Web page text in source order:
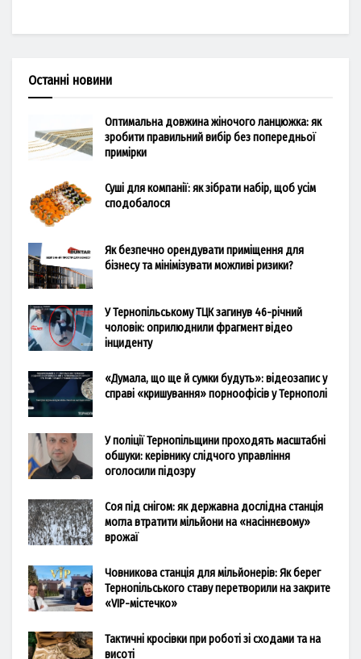
Останні новини
Оптимальна довжина жіночого ланцюжка: як
зробити правильний вибір без попередньої
примірки
Суші для компанії: як зібрати набір, щоб усім
сподобалося
Як безпечно орендувати приміщення для
бізнесу та мінімізувати можливі ризики?
У Тернопільському ТЦК загинув 46-річний
чоловік: оприлюднили фрагмент відео
інциденту
«Думала, що ще й сумки будуть»: відеозапис у
справі «кришування» порноофісів у Тернополі
У поліції Тернопільщини проходять масштабні
обшуки: керівнику слідчого управління
оголосили підозру
Соя під снігом: як державна дослідна станція
могла втратити мільйони на «насіннєвому»
врожаї
Човникова станція для мільйонерів: Як берег
Тернопільського ставу перетворили на закрите
«VIP-містечко»
Тактичні кросівки при роботі зі сходами та на
висоті